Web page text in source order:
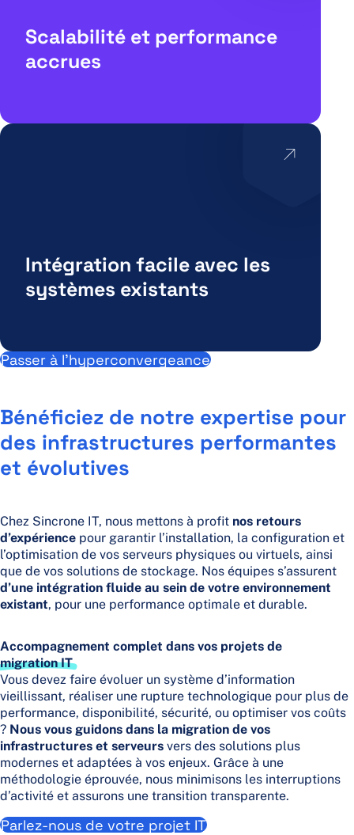
Scalabilité et performance
accrues
Intégration facile avec les
systèmes existants
Passer à l’hyperconvergeance
Bénéficiez de notre expertise pour
des infrastructures performantes
et évolutives
Chez Sincrone IT, nous mettons à profit nos retours
d’expérience pour garantir l’installation, la configuration et
l’optimisation de vos serveurs physiques ou virtuels, ainsi
que de vos solutions de stockage. Nos équipes s’assurent
d’une intégration fluide au sein de votre environnement
existant, pour une performance optimale et durable.
Accompagnement complet dans vos projets de
migration IT
Vous devez faire évoluer un système d’information
vieillissant, réaliser une rupture technologique pour plus de
performance, disponibilité, sécurité, ou optimiser vos coûts
? Nous vous guidons dans la migration de vos
infrastructures et serveurs vers des solutions plus
modernes et adaptées à vos enjeux. Grâce à une
méthodologie éprouvée, nous minimisons les interruptions
d’activité et assurons une transition transparente.
Parlez-nous de votre projet IT